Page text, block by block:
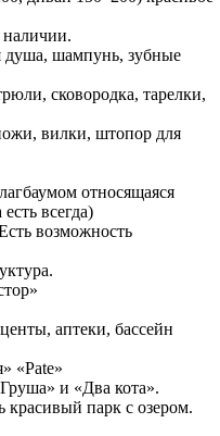
наличии.
душа, шампунь, зубные
сковородка, тарелки,
вилки, штопор для
относящаяся
всегда)
возможность
аптеки, бассейн
«Pate»
и «Два кота».
красивый парк с озером.